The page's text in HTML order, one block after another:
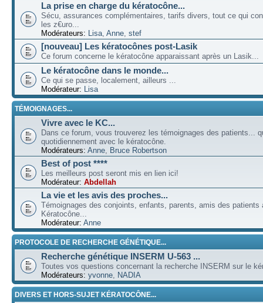
La prise en charge du kératocône...
Sécu, assurances complémentaires, tarifs divers, tout ce qui
les z€uro...
Modérateurs: Lisa, Anne, stef
[nouveau] Les kératocônes post-Lasik
Ce forum concerne le kératocône apparaissant après un Lasik...
Le kératocône dans le monde...
Ce qui se passe, localement, ailleurs ...
Modérateur: Lisa
TÉMOIGNAGES...
Vivre avec le KC...
Dans ce forum, vous trouverez les témoignages des patients...
quotidiennement avec le kératocône.
Modérateurs: Anne, Bruce Robertson
Best of post ****
Les meilleurs post seront mis en lien ici!
Modérateur: Abdellah
La vie et les avis des proches...
Témoignages des conjoints, enfants, parents, amis des patients
Kératocône...
Modérateur: Anne
PROTOCOLE DE RECHERCHE GÉNÉTIQUE...
Recherche génétique INSERM U-563 ...
Toutes vos questions concernant la recherche INSERM sur le
Modérateurs: yvonne, NADIA
DIVERS ET HORS-SUJET KÉRATOCÔNE...